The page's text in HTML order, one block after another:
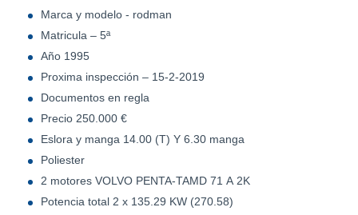
Marca y modelo - rodman
Matricula – 5ª
Año 1995
Proxima inspección – 15-2-2019
Documentos en regla
Precio 250.000 €
Eslora y manga 14.00 (T) Y 6.30 manga
Poliester
2 motores VOLVO PENTA-TAMD 71 A 2K
Potencia total 2 x 135.29 KW (270.58)